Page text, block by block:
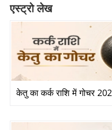
एस्ट्रो लेख